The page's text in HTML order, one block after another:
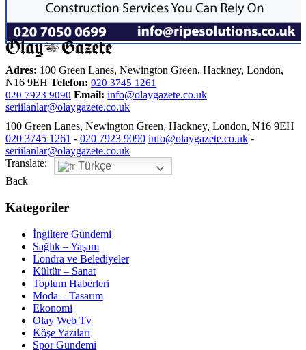
Adres: 100 Green Lanes, Newington Green, Hackney, London,
N16 9EH Telefon: 020 3745 1261
020 7923 9090 Email: info@olaygazete.co.uk
seriilanlar@olaygazete.co.uk
100 Green Lanes, Newington Green, Hackney, London, N16 9EH
020 3745 1261 - 020 7923 9090 info@olaygazete.co.uk -
seriilanlar@olaygazete.co.uk
Translate:
Türkçe
Back
Kategoriler
İngiltere Gündemi
Sağlık – Yaşam
Londra ve Belediyeler
Kültür – Sanat
Toplum Haberleri
Moda – Tasarım
Ekonomi
Olay Web Tv
Köşe Yazıları
Spor Gündemi